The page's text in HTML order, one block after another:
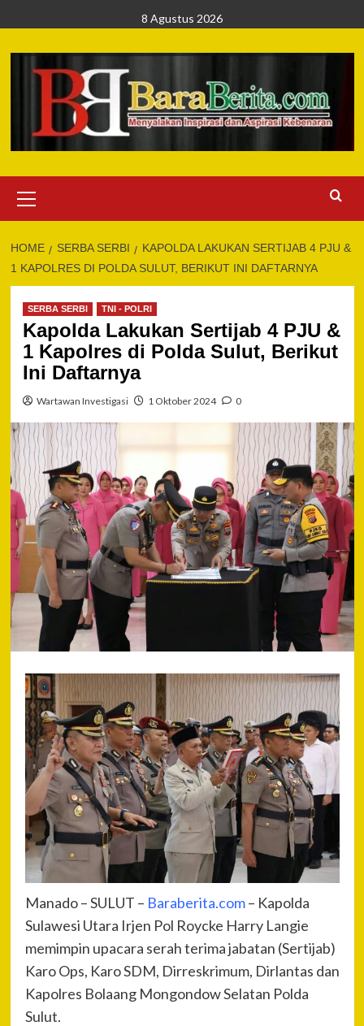
to
content
8 Agustus 2026
Menu
HOME SERBA SERBI
KAPOLDA LAKUKAN SERTIJAB 4 PJU &
1 KAPOLRES DI POLDA SULUT, BERIKUT INI DAFTARNYA
SERBA SERBI TNI - POLRI
Kapolda Lakukan Sertijab 4 PJU &
1 Kapolres di Polda Sulut, Berikut
Ini Daftarnya
Wartawan Investigasi 1 Oktober 2024 0
Manado – SULUT – Baraberita.com– Kapolda
Sulawesi Utara Irjen Pol Roycke Harry Langie
memimpin upacara serah terima jabatan (Sertijab)
Karo Ops, Karo SDM, Dirreskrimum, Dirlantas dan
Kapolres Bolaang Mongondow Selatan Polda
Sulut.